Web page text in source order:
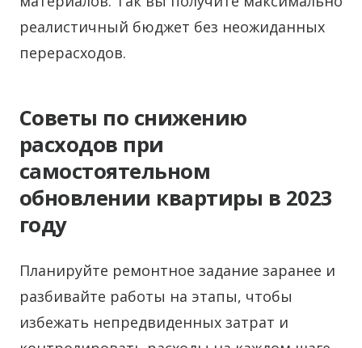
реалистичный бюджет без неожиданных
перерасходов.
Советы по снижению
расходов при
самостоятельном
обновлении квартиры в 2023
году
Планируйте ремонтное задание заранее и
разбивайте работы на этапы, чтобы
избежать непредвиденных затрат и